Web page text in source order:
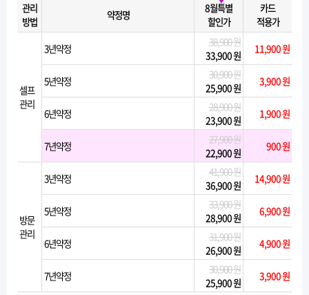
관리
방법
약정명
8월특별
할인가
카드
적용가
셀프
관리
3년약정
38,900 원
33,900 원
11,900 원
5년약정
30,900 원
25,900 원
3,900 원
6년약정
28,900 원
23,900 원
1,900 원
7년약정
27,900 원
22,900 원
900 원
방문
관리
3년약정
41,900 원
36,900 원
14,900 원
5년약정
33,900 원
28,900 원
6,900 원
6년약정
31,900 원
26,900 원
4,900 원
7년약정
30,900 원
25,900 원
3,900 원